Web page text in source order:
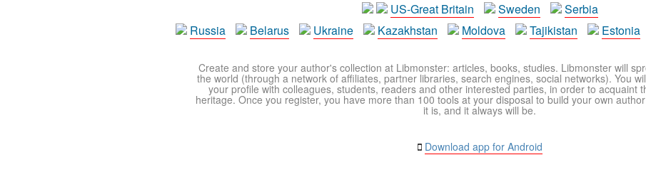
US-Great Britain Sweden
Serbia
Russia
Belarus Ukraine Kazakhstan Moldova Tajikistan Estonia
Create and store your author's collection at Libmonster: articles, books, studies. Libmonster will
the world (through a network of affiliates, partner libraries, search engines, social networks). You
your profile with colleagues, students, readers and other interested parties, in order to acquaint
heritage. Once you register, you have more than 100 tools at your disposal to build your own
it is, and it always will be.
Download app for Android